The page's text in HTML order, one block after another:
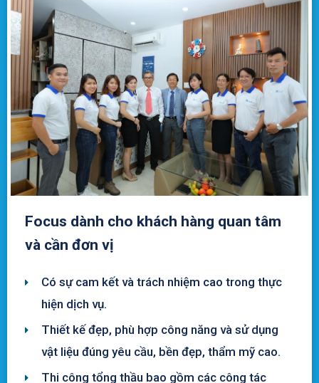
Focus dành cho khách hàng quan tâm
và cần đơn vị
Có sự cam kết và trách nhiệm cao trong thực
hiện dịch vụ.
Thiết kế đẹp, phù hợp công năng và sử dụng
vật liệu đúng yêu cầu, bền đẹp, thẩm mỹ cao.
Thi công tổng thầu bao gồm các công tác